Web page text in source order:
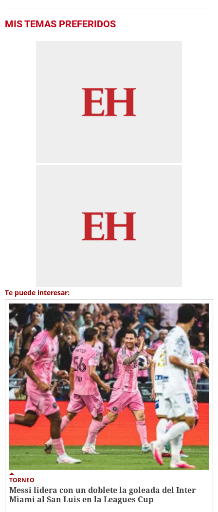
MIS TEMAS PREFERIDOS
Te puede interesar:
TORNEO
Messi lidera con un doblete la goleada del Inter
Miami al San Luis en la Leagues Cup